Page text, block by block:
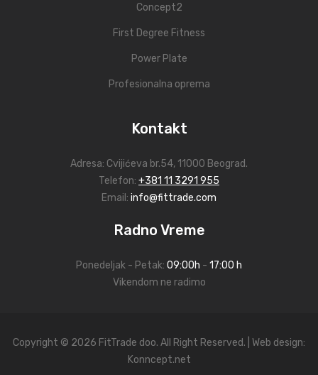
Concept2
First Degree Fitness
Power Plate
Profesionalna oprema
Kontakt
Adresa: Cvijićeva br.54, 11000 Beograd.
Telefon: +381 11 3291 955
Email: info@fittrade.com
Radno Vreme
Ponedeljak - Petak: 09:00h - 17:00 h
Vikendom ne radimo
Copyright © 2026 FitTrade doo. All Right Reserved. | Web design:
Konncept.net